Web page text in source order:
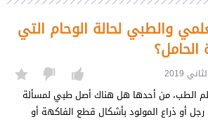
والطبي لحالة الوحام التي
الحامل؟
الطب، من أحدها هل هناك أصل طبي لمسألة
أو ذراع المولود بأشكال قطع الفاكهة أو